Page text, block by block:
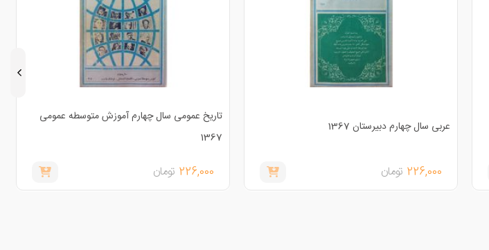
عربی سال چهارم دبیرستان 1367
226,000 تومان
تاریخ عمومی سال چهارم آموزش متوسطه عمومی
1367
226,000 تومان